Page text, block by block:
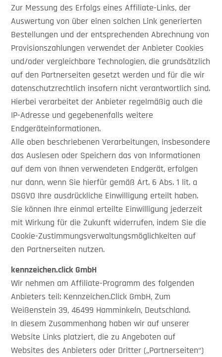
Zur Messung des Erfolgs eines Affiliate-Links, der
Auswertung von über einen solchen Link generierten
Bestellungen und der entsprechenden Abrechnung von
Provisionszahlungen verwendet der Anbieter Cookies
und/oder vergleichbare Technologien, die grundsätzlich
auf den Partnerseiten gesetzt werden und für die wir
datenschutzrechtlich insofern nicht verantwortlich sind.
Hierbei verarbeitet der Anbieter regelmäßig auch die
IP-Adresse und gegebenenfalls weitere
Endgeräteinformationen.
Alle oben beschriebenen Verarbeitungen, insbesondere
das Auslesen oder Speichern das von Informationen
auf dem von Ihnen verwendeten Endgerät, erfolgen
nur dann, wenn Sie hierfür gemäß Art. 6 Abs. 1 lit. a
DSGVO Ihre ausdrückliche Einwilligung erteilt haben.
Sie können Ihre einmal erteilte Einwilligung jederzeit
mit Wirkung für die Zukunft widerrufen, indem Sie die
Cookie-Zustimmungsverwaltungsmöglichkeiten auf
den Partnerseiten nutzen.
kennzeichen.click GmbH
Wir nehmen am Affiliate-Programm des folgenden
Anbieters teil: Kennzeichen.Click GmbH, Zum
Weißenstein 39, 46499 Hamminkeln, Deutschland.
In diesem Zusammenhang haben wir auf unserer
Website Links platziert, die zu Angeboten auf
Websites des Anbieters oder Dritter („Partnerseiten“)